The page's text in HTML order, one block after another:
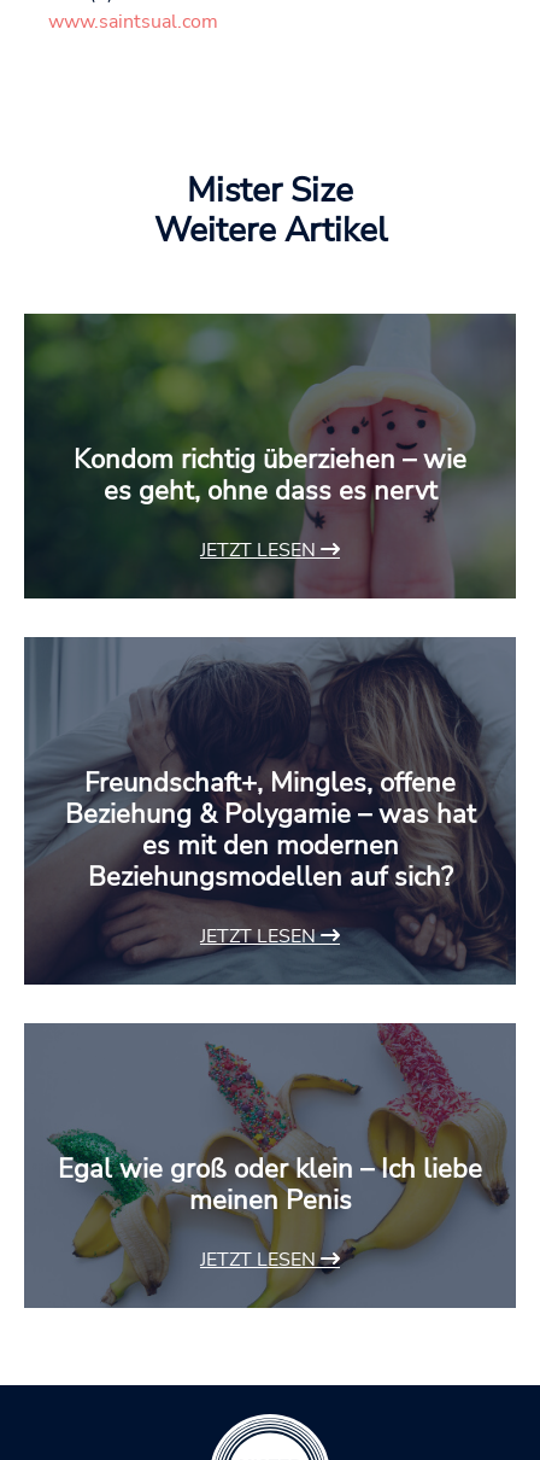
www.saintsual.com
Mister Size
Weitere Artikel
Kondom richtig überziehen – wie
es geht, ohne dass es nervt
JETZT LESEN
Freundschaft+, Mingles, offene
Beziehung & Polygamie – was hat
es mit den modernen
Beziehungsmodellen auf sich?
JETZT LESEN
Egal wie groß oder klein – Ich liebe
meinen Penis
JETZT LESEN